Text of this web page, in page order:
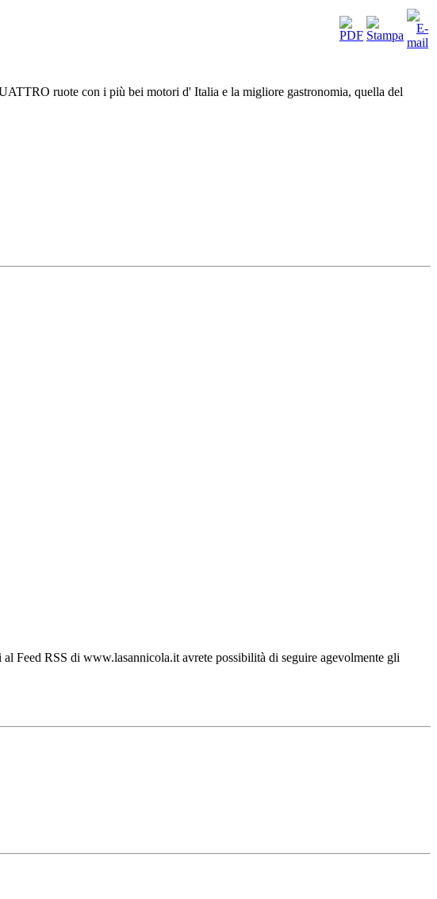
ruote con i più bei motori d' Italia e la migliore gastronomia, quella del
Feed RSS di www.lasannicola.it avrete possibilità di seguire agevolmente gli